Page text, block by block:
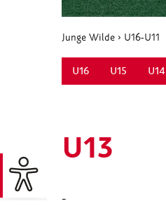
Junge Wilde › U16-U11
U16 U15 U14
U13
-